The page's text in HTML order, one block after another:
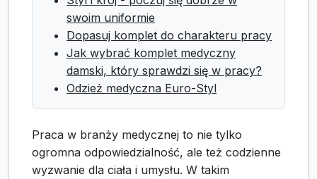
swoim uniformie
Dopasuj komplet do charakteru pracy
Jak wybrać komplet medyczny
damski, który sprawdzi się w pracy?
Odzież medyczna Euro-Styl
Praca w branży medycznej to nie tylko
ogromna odpowiedzialność, ale też codzienne
wyzwanie dla ciała i umysłu. W takim